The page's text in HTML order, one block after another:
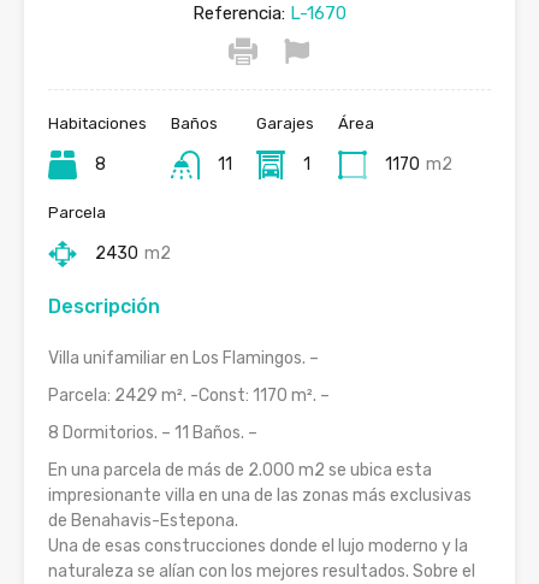
Referencia: L-1670
Habitaciones
8
Baños
11
Garajes
1
Área
1170 m2
Parcela
2430 m2
Descripción
Villa unifamiliar en Los Flamingos. –
Parcela: 2429 m². -Const: 1170 m². –
8 Dormitorios. – 11 Baños. –
En una parcela de más de 2.000 m2 se ubica esta
impresionante villa en una de las zonas más exclusivas
de Benahavis-Estepona.
Una de esas construcciones donde el lujo moderno y la
naturaleza se alían con los mejores resultados. Sobre el